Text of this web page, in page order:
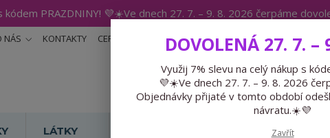
kódem PRAZDNINY! 💜☀️Ve dnech 27. 7. – 9. 8. 2026 čerpáme
NÁS KONTAKTY CERTIFIKÁTY BLOG
LÁTKY
DOVOLENÁ 27. 7. –
Využij 7% slevu na celý nákup s
💜☀️Ve dnech 27. 7. – 9. 8. 2026
Objednávky přijaté v tomto období
návratu.☀️💜
Zavřít